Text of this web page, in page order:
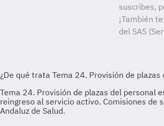
suscribes,
¡También
del SAS